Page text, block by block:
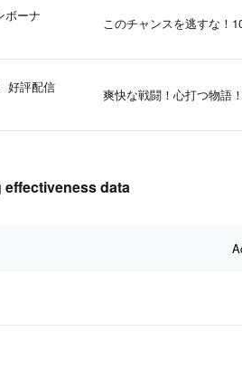
ボーナ
このチャンスを逃すな！
好評配信
爽快な戦闘！心打つ物語
effectiveness data